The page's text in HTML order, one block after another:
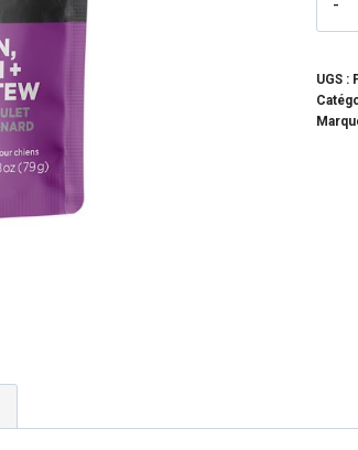
-
UGS :